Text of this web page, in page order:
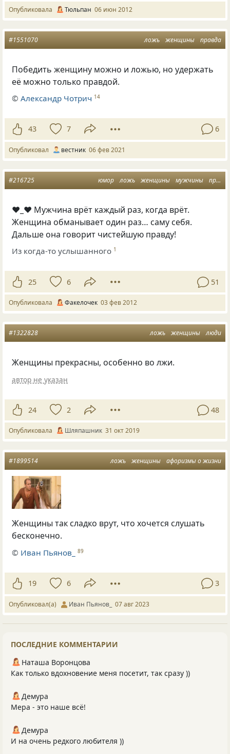
Опубликовала Тюльпан 06 июн 2012
ложь женщины правда
#1551070
Победить женщину можно и ложью, но удержать
её можно только правдой.
©Александр Чотрич 14
43 7 6
Опубликовал вестник 06 фев 2021
юмор ложь женщины мужчины правда
#216725
♥_♥ Мужчина врёт каждый раз, когда врёт.
Женщина обманывает один раз… саму себя.
Дальше она говорит чистейшую правду!
Из когда-то услышанного 1
25 6 51
Опубликовала Факелочек 03 фев 2012
ложь женщины люди
#1322828
Женщины прекрасны, особенно во лжи.
автор не указан
24 2 48
Опубликовала Шляпашник 31 окт 2019
ложь женщины афоризмы о жизни
#1899514
Женщины так сладко врут, что хочется слушать
бесконечно.
© Иван Пьянов_ 89
19 6 3
Опубликовал(а) Иван Пьянов_ 07 авг 2023
ПОСЛЕДНИЕ КОММЕНТАРИИ
Наташа Воронцова
Как только вдохновение меня посетит, так сразу ))
Демура
Мера - это наше всё!
Демура
И на очень редкого любителя ))